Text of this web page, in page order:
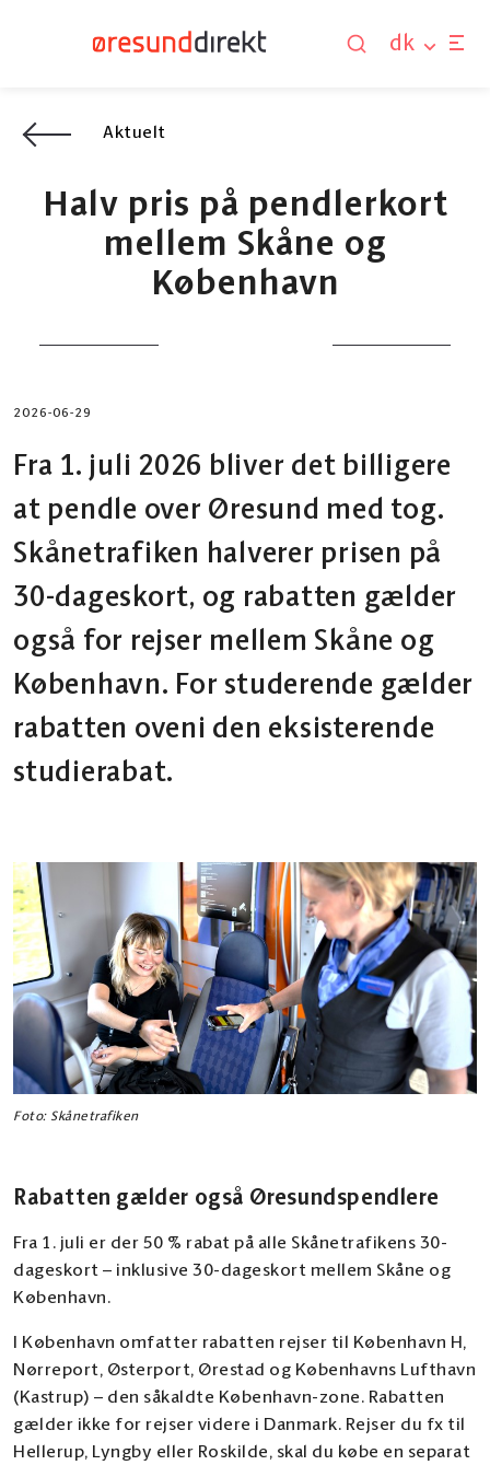
dk
Aktuelt
Halv pris på pendlerkort
mellem Skåne og
København
2026-06-29
Fra 1. juli 2026 bliver det billigere
at pendle over Øresund med tog.
Skånetrafiken halverer prisen på
30-dageskort, og rabatten gælder
også for rejser mellem Skåne og
København. For studerende gælder
rabatten oveni den eksisterende
studierabat.
Foto: Skånetrafiken
Rabatten gælder også Øresundspendlere
Fra 1. juli er der 50 % rabat på alle Skånetrafikens 30-
dageskort – inklusive 30-dageskort mellem Skåne og
København.
I København omfatter rabatten rejser til København H,
Nørreport, Østerport, Ørestad og Københavns Lufthavn
(Kastrup) – den såkaldte København-zone. Rabatten
gælder ikke for rejser videre i Danmark. Rejser du fx til
Hellerup, Lyngby eller Roskilde, skal du købe en separat